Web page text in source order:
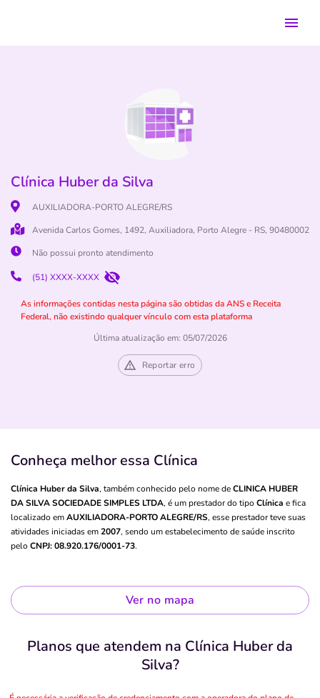
Clínica Huber da Silva
AUXILIADORA-PORTO ALEGRE/RS
Avenida Carlos Gomes, 1492, Auxiliadora, Porto Alegre - RS, 90480002
Não possui pronto atendimento
(51) XXXX-XXXX
As informações contidas nesta página são obtidas da ANS e Receita
Federal, não existindo qualquer vínculo com esta plataforma
Última atualização em: 05/07/2026
Reportar erro
Conheça melhor essa Clínica
Clínica Huber da Silva, também conhecido pelo nome deCLINICA HUBER
DA SILVA SOCIEDADE SIMPLES LTDA, é um prestador do tipo Clínica e fica
localizado emAUXILIADORA-PORTO ALEGRE/RS, esse prestador teve suas
atividades iniciadas em2007, sendo um estabelecimento de saúde inscrito
pelo CNPJ: 08.920.176/0001-73.
Ver no mapa
Planos que atendem na Clínica Huber da
Silva?